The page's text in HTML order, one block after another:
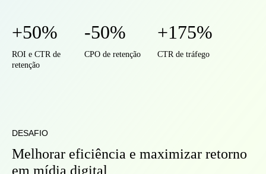
+50%
ROI e CTR de
retenção
-50%
CPO de retenção
+175%
CTR de tráfego
DESAFIO
Melhorar eficiência e maximizar retorno
em mídia digital